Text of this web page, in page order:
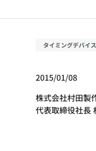
タイミングデバイ
2015/01/08
株式会社村田製
代表取締役社長